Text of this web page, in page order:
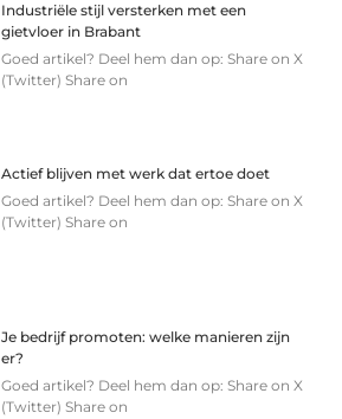
Industriële stijl versterken met een
gietvloer in Brabant
Goed artikel? Deel hem dan op: Share on X
(Twitter) Share on
Actief blijven met werk dat ertoe doet
Goed artikel? Deel hem dan op: Share on X
(Twitter) Share on
Je bedrijf promoten: welke manieren zijn
er?
Goed artikel? Deel hem dan op: Share on X
(Twitter) Share on